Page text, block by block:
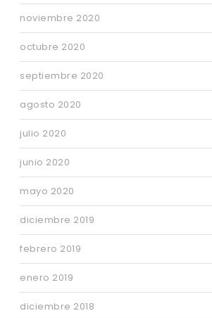
noviembre 2020
octubre 2020
septiembre 2020
agosto 2020
julio 2020
junio 2020
mayo 2020
diciembre 2019
febrero 2019
enero 2019
diciembre 2018